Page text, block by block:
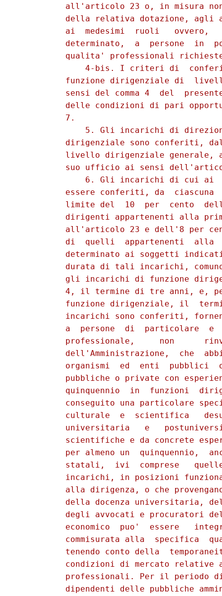
all'articolo 23 o, in misura
della relativa dotazione, agli
ai  medesimi  ruoli   ovvero,
determinato,  a  persone  in
qualita' professionali
4-bis. I criteri di
funzione dirigenziale di
sensi del comma 4  del
delle condizioni di pari
          7.
5. Gli incarichi di
dirigenziale sono conferiti,
livello dirigenziale generale,
suo ufficio ai sensi
6. Gli incarichi di cui ai
essere conferiti, da  ciascuna
limite del  10  per  cento
dirigenti appartenenti alla
all'articolo 23 e dell'8 per
di  quelli  appartenenti  alla
determinato ai soggetti
durata di tali incarichi,
gli incarichi di funzione
4, il termine di tre anni, e,
funzione dirigenziale, il
incarichi sono conferiti,
a  persone  di  particolare  e
professionale,     non
dell'Amministrazione,  che
organismi  ed  enti  pubblici
pubbliche o private con
quinquennio  in  funzioni
conseguito una particolare
culturale  e  scientifica
universitaria   e
scientifiche e da concrete
per almeno un  quinquennio,
statali,  ivi  comprese
incarichi, in posizioni
alla dirigenza, o che
della docenza universitaria,
degli avvocati e procuratori
economico  puo'  essere
commisurata alla  specifica
tenendo conto della
condizioni di mercato relative
professionali. Per il periodo
dipendenti delle pubbliche